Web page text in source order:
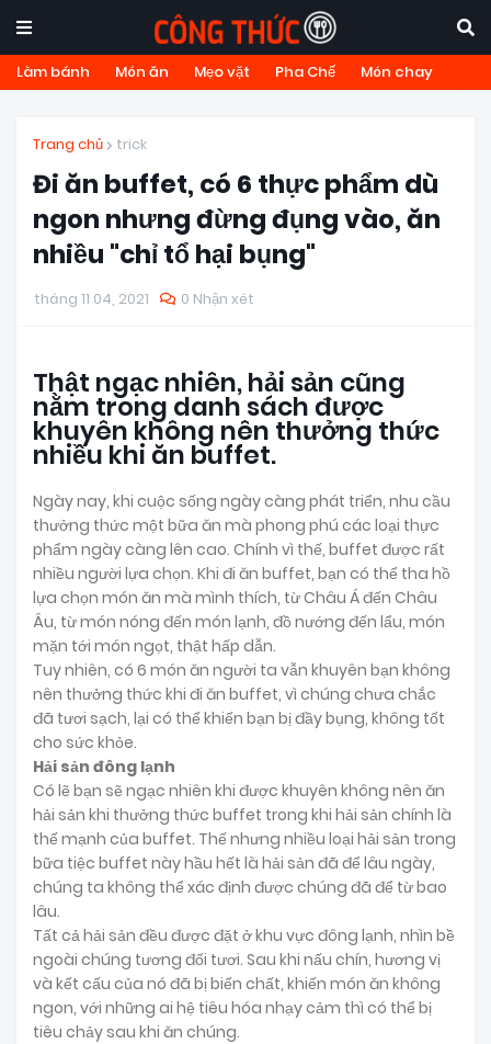
Làm bánh Món ăn Mẹo vặt Pha Chế Món chay
Trang chủ trick
Đi ăn buffet, có 6 thực phẩm dù
ngon nhưng đừng đụng vào, ăn
nhiều "chỉ tổ hại bụng"
tháng 11 04, 2021 0 Nhận xét
Thật ngạc nhiên, hải sản cũng
nằm trong danh sách được
khuyên không nên thưởng thức
nhiều khi ăn buffet.
Ngày nay, khi cuộc sống ngày càng phát triển, nhu cầu
thưởng thức một bữa ăn mà phong phú các loại thực
phẩm ngày càng lên cao. Chính vì thế, buffet được rất
nhiều người lựa chọn. Khi đi ăn buffet, bạn có thể tha hồ
lựa chọn món ăn mà mình thích, từ Châu Á đến Châu
Âu, từ món nóng đến món lạnh, đồ nướng đến lẩu, món
mặn tới món ngọt, thật hấp dẫn.
Tuy nhiên, có 6 món ăn người ta vẫn khuyên bạn không
nên thưởng thức khi đi ăn buffet, vì chúng chưa chắc
đã tươi sạch, lại có thể khiến bạn bị đầy bụng, không tốt
cho sức khỏe.
Hải sản đông lạnh
Có lẽ bạn sẽ ngạc nhiên khi được khuyên không nên ăn
hải sản khi thưởng thức buffet trong khi hải sản chính là
thế mạnh của buffet. Thế nhưng nhiều loại hải sản trong
bữa tiệc buffet này hầu hết là hải sản đã để lâu ngày,
chúng ta không thể xác định được chúng đã để từ bao
lâu.
Tất cả hải sản đều được đặt ở khu vực đông lạnh, nhìn bề
ngoài chúng tương đối tươi. Sau khi nấu chín, hương vị
và kết cấu của nó đã bị biến chất, khiến món ăn không
ngon, với những ai hệ tiêu hóa nhạy cảm thì có thể bị
tiêu chảy sau khi ăn chúng.